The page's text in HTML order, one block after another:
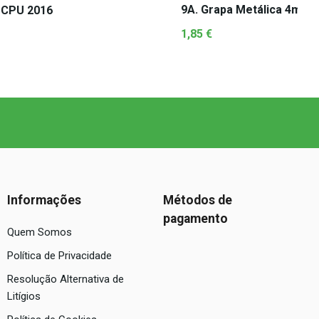
2016
9A. Grapa Metálica 4mm
1,85 €
Informações
Quem Somos
Política de Privacidade
Resolução Alternativa de
Litígios
Métodos de
pagamento